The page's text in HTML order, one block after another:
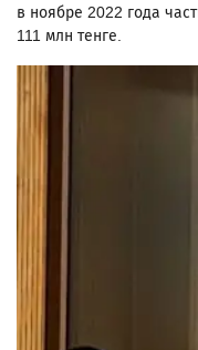
в ноябре 2022 года
111 млн тенге.